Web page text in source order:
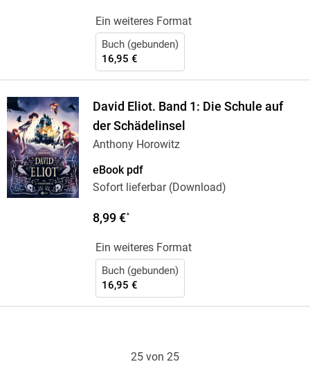
Ein weiteres Format
Buch (gebunden)
16,95 €
David Eliot. Band 1: Die Schule auf
der Schädelinsel
Anthony Horowitz
eBook pdf
Sofort lieferbar (Download)
8,99 €*
Ein weiteres Format
Buch (gebunden)
16,95 €
25 von 25